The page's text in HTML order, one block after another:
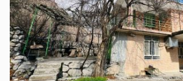
1.2میلیون ت 4